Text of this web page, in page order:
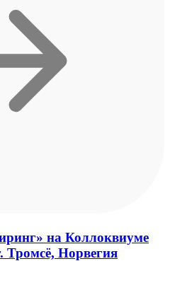
на Коллоквиуме
Норвегия